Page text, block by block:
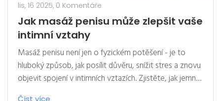
lis, 16 2025, 0 Komentáře
Jak masáž penisu může zlepšit vaše
intimní vztahy
Masáž penisu není jen o fyzickém potěšení - je to
hluboký způsob, jak posílit důvěru, snížit stres a znovu
objevit spojení v intimních vztazích. Zjistěte, jak jemný
dotek může změnit váš vztah.
Číst více